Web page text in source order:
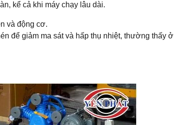
kể cả khi máy chạy lâu dài.
và động cơ.
để giảm ma sát và hấp thụ nhiệt, thường thấy ở